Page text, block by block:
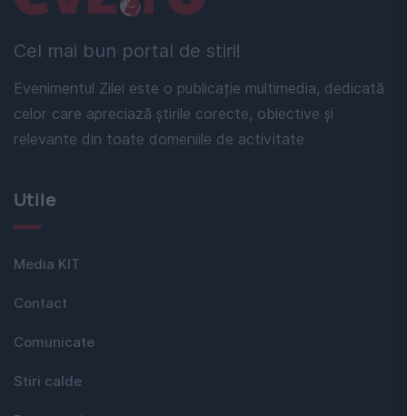
Cel mai bun portal de stiri!
Evenimentul Zilei este o publicație multimedia, dedicată
celor care apreciază știrile corecte, obiective și
relevante din toate domeniile de activitate
Utile
Media KIT
Contact
Comunicate
Stiri calde